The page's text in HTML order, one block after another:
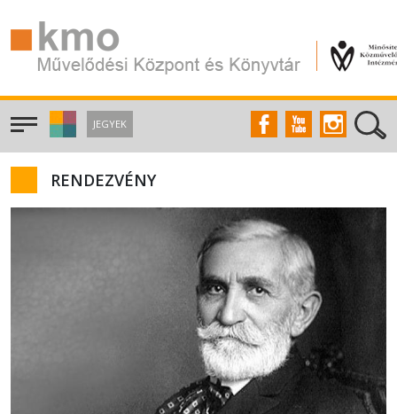
JEGYEK
RENDEZVÉNY